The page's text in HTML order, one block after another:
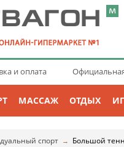
и оплата
МАССАЖ ОТДЫХ
спорт → Большой